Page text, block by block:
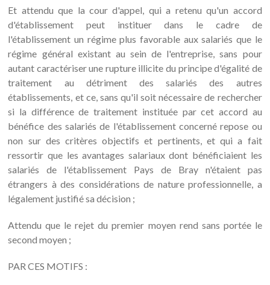
Et attendu que la cour d'appel, qui a retenu qu'un accord
d'établissement peut instituer dans le cadre de
l'établissement un régime plus favorable aux salariés que le
régime général existant au sein de l'entreprise, sans pour
autant caractériser une rupture illicite du principe d'égalité de
traitement au détriment des salariés des autres
établissements, et ce, sans qu'il soit nécessaire de rechercher
si la différence de traitement instituée par cet accord au
bénéfice des salariés de l'établissement concerné repose ou
non sur des critères objectifs et pertinents, et qui a fait
ressortir que les avantages salariaux dont bénéficiaient les
salariés de l'établissement Pays de Bray n'étaient pas
étrangers à des considérations de nature professionnelle, a
légalement justifié sa décision ;
Attendu que le rejet du premier moyen rend sans portée le
second moyen ;
PAR CES MOTIFS :